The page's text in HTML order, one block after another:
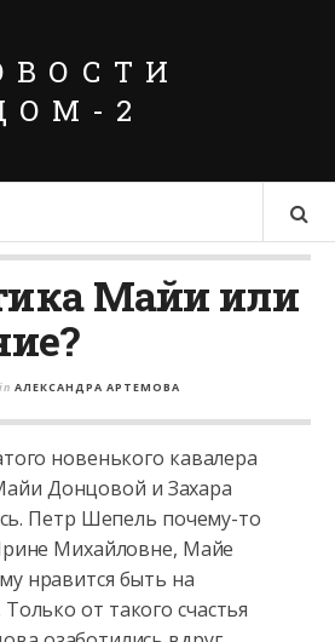
2
Майи или
in АЛЕКСАНДРА АРТЕМОВА
новенького кавалера
Донцовой и Захара
Петр Шепель почему-то
Михайловне, Майе
нравится быть на
от такого счастья